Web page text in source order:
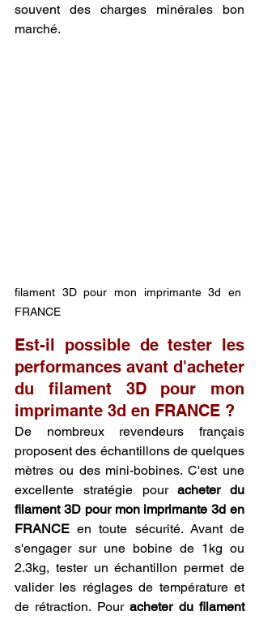
souvent des charges minérales bon
marché.
filament 3D pour mon imprimante 3d en
FRANCE
Est-il possible de tester les
performances avant d'acheter
du filament 3D pour mon
imprimante 3d en FRANCE ?
De nombreux revendeurs français
proposent des échantillons de quelques
mètres ou des mini-bobines. C'est une
excellente stratégie pour acheter du
filament 3D pour mon imprimante 3d en
FRANCE en toute sécurité. Avant de
s'engager sur une bobine de 1kg ou
2.3kg, tester un échantillon permet de
valider les réglages de température et
de rétraction. Pour acheter du filament